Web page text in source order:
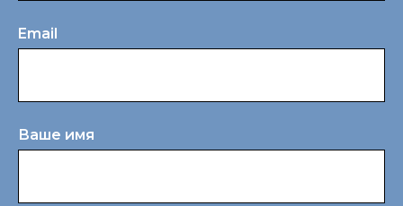
Email
Ваше имя